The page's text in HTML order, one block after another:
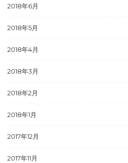
2018年6月
2018年5月
2018年4月
2018年3月
2018年2月
2018年1月
2017年12月
2017年11月